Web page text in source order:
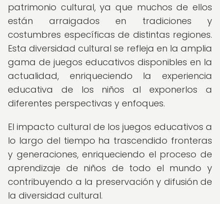
patrimonio cultural, ya que muchos de ellos
están arraigados en tradiciones y
costumbres específicas de distintas regiones.
Esta diversidad cultural se refleja en la amplia
gama de juegos educativos disponibles en la
actualidad, enriqueciendo la experiencia
educativa de los niños al exponerlos a
diferentes perspectivas y enfoques.
El impacto cultural de los juegos educativos a
lo largo del tiempo ha trascendido fronteras
y generaciones, enriqueciendo el proceso de
aprendizaje de niños de todo el mundo y
contribuyendo a la preservación y difusión de
la diversidad cultural.